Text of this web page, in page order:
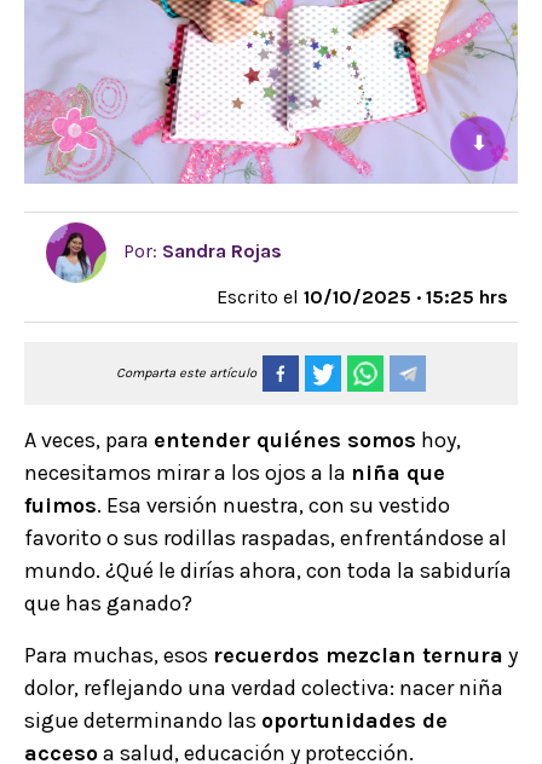
⬇
Por: Sandra Rojas
Escrito el 10/10/2025 · 15:25 hrs
Comparta este artículo
A veces, para entender quiénes somos hoy,
necesitamos mirar a los ojos a la niña que
fuimos. Esa versión nuestra, con su vestido
favorito o sus rodillas raspadas, enfrentándose al
mundo. ¿Qué le dirías ahora, con toda la sabiduría
que has ganado?
Para muchas, esos recuerdos mezclan ternura y
dolor, reflejando una verdad colectiva: nacer niña
sigue determinando las oportunidades de
accesoa salud, educación y protección.